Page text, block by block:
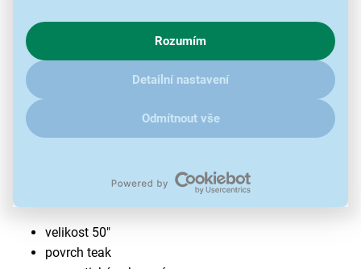
chování na webu pro zobrazení cílených reklam. Pokud vás
zajímají detaily, jak u nás s cookies a dalšími údaji pracujeme,
kliknětesem.
Rozumím
Detailní nastavení
Odmítnout vše
Ozdobný rám pro televizor Samsung The
Frame VG-SCFA50TKB/XC Modern
velikost 50"
povrch teak